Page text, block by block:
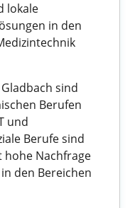
lokale
in den
sind
Berufen
und
Berufe sind
Nachfrage
den Bereichen